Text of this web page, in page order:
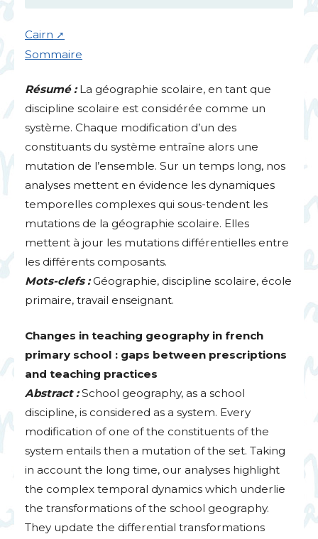
Cairn
Sommaire
Résumé :La géographie scolaire, en tant que
discipline scolaire est considérée comme un
système. Chaque modification d’un des
constituants du système entraîne alors une
mutation de l’ensemble. Sur un temps long, nos
analyses mettent en évidence les dynamiques
temporelles complexes qui sous-tendent les
mutations de la géographie scolaire. Elles
mettent à jour les mutations différentielles entre
les différents composants.
Mots-clefs : Géographie, discipline scolaire, école
primaire, travail enseignant.
Changes in teaching geography in french
primary school : gaps between prescriptions
and teaching practices
Abstract : School geography, as a school
discipline, is considered as a system. Every
modification of one of the constituents of the
system entails then a mutation of the set. Taking
in account the long time, our analyses highlight
the complex temporal dynamics which underlie
the transformations of the school geography.
They update the differential transformations